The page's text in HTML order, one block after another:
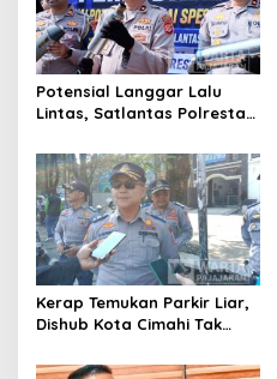
Potensial Langgar Lalu
Lintas, Satlantas Polresta
Motor Berknalpot Brong
Kerap Temukan Parkir Liar,
Dishub Kota Cimahi Tak
Pembinaan